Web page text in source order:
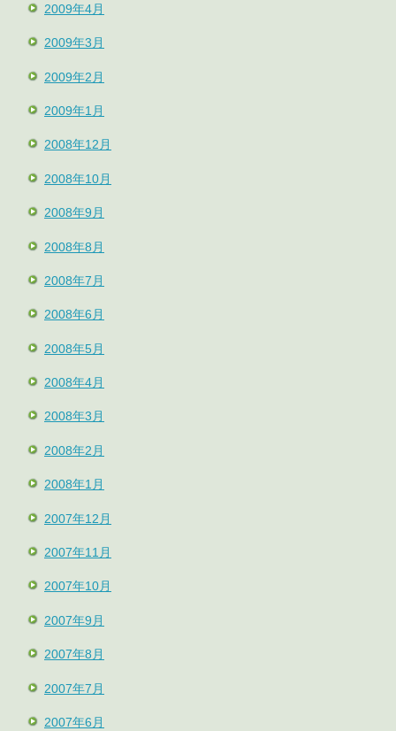
2009年4月
2009年3月
2009年2月
2009年1月
2008年12月
2008年10月
2008年9月
2008年8月
2008年7月
2008年6月
2008年5月
2008年4月
2008年3月
2008年2月
2008年1月
2007年12月
2007年11月
2007年10月
2007年9月
2007年8月
2007年7月
2007年6月